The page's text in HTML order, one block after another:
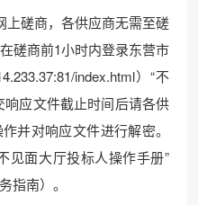
磋商，各供应商无需至磋
磋商前1小时内登录东营市
index.html）“不
响应文件截止时间后请各供
并对响应文件进行解密。
见面大厅投标人操作手册”
指南）。